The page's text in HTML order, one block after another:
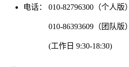
电话：
010-82796300（个人版）
010-86393609（团队版）
(工作日 9:30-18:30)